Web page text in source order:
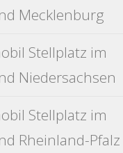
Mecklenburg
Stellplatz im
Niedersachsen
Stellplatz im
Rheinland-Pfalz